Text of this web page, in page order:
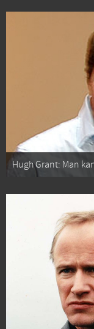
Hugh Grant: Man